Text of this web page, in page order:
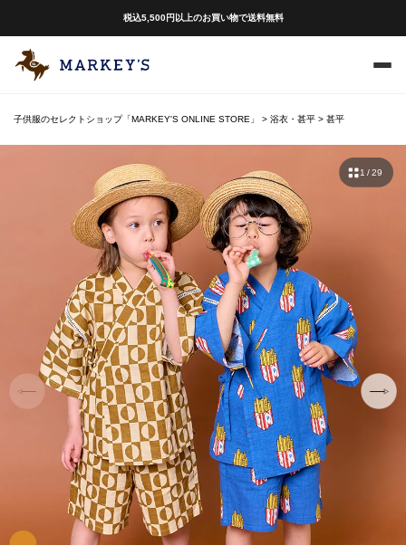
税込5,500円以上のお買い物で送料無料
子供服のセレクトショップ「MARKEY'S ONLINE STORE」 浴衣・甚平 甚平
1 / 29